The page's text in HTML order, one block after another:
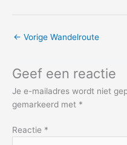
← Vorige Wandelroute
Geef een reactie
Je e-mailadres wordt niet
gemarkeerd met *
Reactie *